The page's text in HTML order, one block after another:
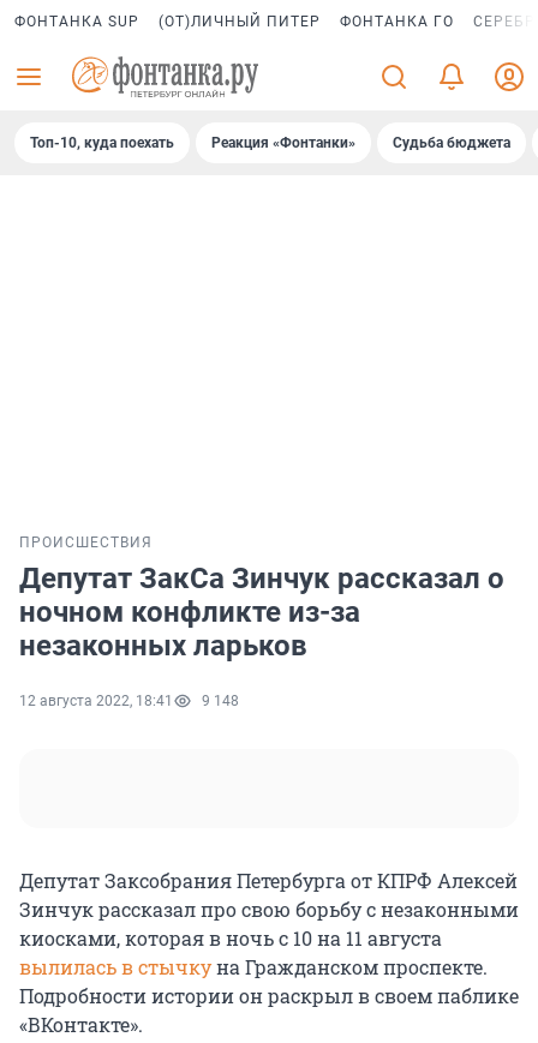
ФОНТАНКА SUP (ОТ)ЛИЧНЫЙ ПИТЕР ФОНТАНКА ГО
Топ-10, куда поехать Реакция «Фонтанки» Судьба бюджета
ПРОИСШЕСТВИЯ
Депутат ЗакСа Зинчук рассказал о
ночном конфликте из-за
незаконных ларьков
12 августа 2022, 18:41 9 148
Депутат Заксобрания Петербурга от КПРФ Алексей
Зинчук рассказал про свою борьбу с незаконными
киосками, которая в ночь с 10 на 11 августа
вылилась в стычкуна Гражданском проспекте.
Подробности истории он раскрыл в своем паблике
«ВКонтакте».